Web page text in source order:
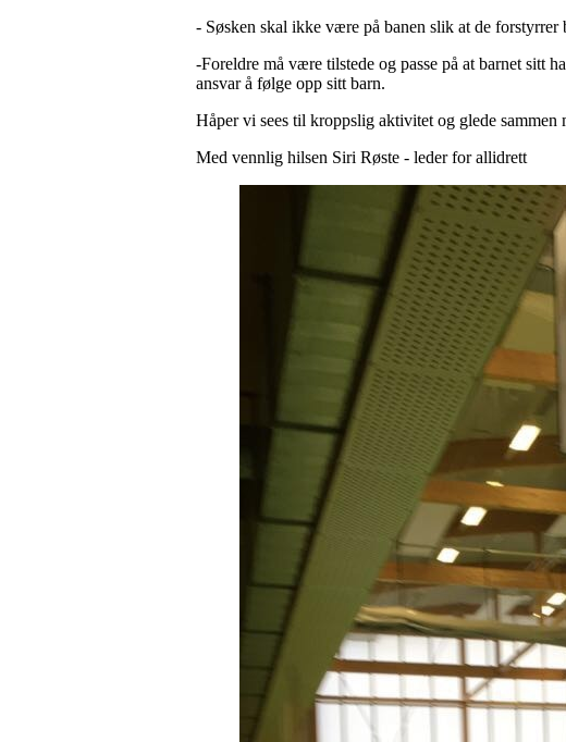
- Søsken skal ikke være på banen slik at de forstyrrer
-Foreldre må være tilstede og passe på at barnet sitt
ansvar å følge opp sitt barn.
Håper vi sees til kroppslig aktivitet og glede sammen
Med vennlig hilsen Siri Røste - leder for allidrett